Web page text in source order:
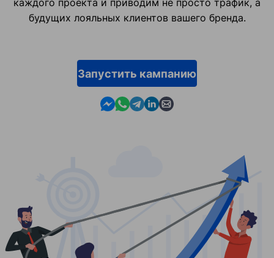
каждого проекта и приводим не просто трафик, а
будущих лояльных клиентов вашего бренда.
Запустить кампанию
Contact us in Messenger
Contact us in WhatsApp
Contact us in Telegram
Contact us in Linkedin
Contact us by email